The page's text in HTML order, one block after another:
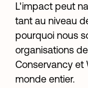
L'impact peut
tant au niveau
pourquoi nous
organisations
Conservancy et
monde entier.